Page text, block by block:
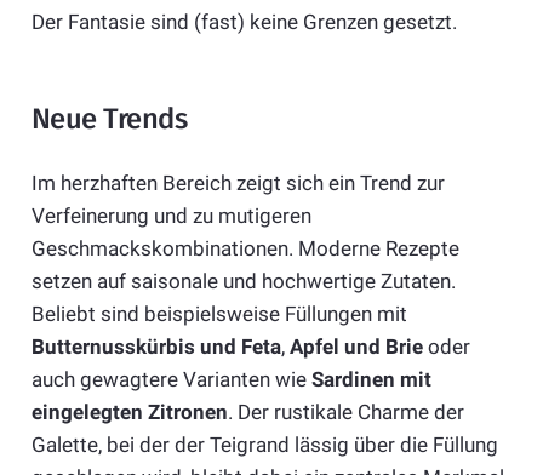
Der Fantasie sind (fast) keine Grenzen gesetzt.
Neue Trends
Im herzhaften Bereich zeigt sich ein Trend zur
Verfeinerung und zu mutigeren
Geschmackskombinationen. Moderne Rezepte
setzen auf saisonale und hochwertige Zutaten.
Beliebt sind beispielsweise Füllungen mit
Butternusskürbis und Feta, Apfel und Brieoder
auch gewagtere Varianten wie Sardinen mit
eingelegten Zitronen. Der rustikale Charme der
Galette, bei der der Teigrand lässig über die Füllung